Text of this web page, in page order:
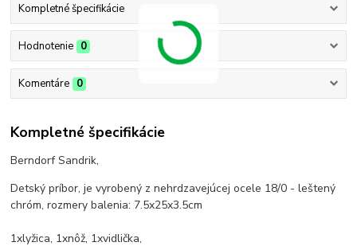
Kompletné špecifikácie
Hodnotenie 0
Komentáre 0
Kompletné špecifikácie
Berndorf Sandrik,
Detský príbor, je vyrobený z nehrdzavejúcej ocele 18/0 - leštený
chróm, rozmery balenia: 7.5x25x3.5cm
1xlyžica, 1xnôž, 1xvidlička,